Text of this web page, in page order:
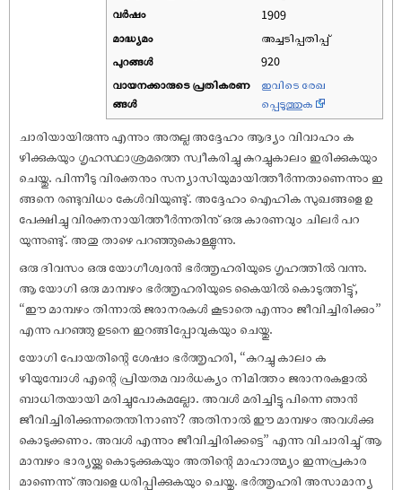
വര്‍ഷം
1909
മാദ്ധ്യമം
അച്ചടിപ്പതിപ്പ്
പുറങ്ങള്‍
920
വായനക്കാരുടെ പ്രതികരണ
ങ്ങള്‍
ഇവിടെ രേഖ
പ്പെടുത്തുക
ചാരിയായിരുന്നു എന്നും അതല്ല അദ്ദേഹം ആദ്യം വിവാഹം ക
ഴിക്കുകയും ഗൃഹസ്ഥാശ്രമത്തെ സ്വീകരിച്ചു കുറച്ചുകാലം ഇരിക്കുകയും
ചെയ്തു. പിന്നീടു വിരക്തനും സന്യാസിയുമായിത്തീർന്നതാണെന്നും ഇ
ങ്ങനെ രണ്ടുവിധം കേൾവിയുണ്ടു്. അദ്ദേഹം ഐഹിക സുഖങ്ങളെ ഉ
പേക്ഷിച്ചു വിരക്തനായിത്തീർന്നതിനു് ഒരു കാരണവും ചിലർ പറ
യുന്നുണ്ടു്. അതു താഴെ പറഞ്ഞുകൊള്ളുന്നു.
ഒരു ദിവസം ഒരു യോഗീശ്വരൻ ഭർത്തൃഹരിയുടെ ഗൃഹത്തിൽ വന്നു.
ആ യോഗി ഒരു മാമ്പഴം ഭർത്തൃഹരിയുടെ കൈയിൽ കൊടുത്തിട്ടു്,
“ഈ മാമ്പഴം തിന്നാൽ ജരാനരകൾ കൂടാതെ എന്നും ജീവിച്ചിരിക്കും”
എന്നു പറഞ്ഞു ഉടനെ ഇറങ്ങിപ്പോവുകയും ചെയ്തു.
യോഗി പോയതിന്റെ ശേഷം ഭർത്തൃഹരി, “കുറച്ചു കാലം ക
ഴിയുമ്പോൾ എന്റെ പ്രിയതമ വാർധക്യം നിമിത്തം ജരാനരകളാൽ
ബാധിതയായി മരിച്ചുപോകുമല്ലോ. അവൾ മരിച്ചിട്ടു പിന്നെ ഞാൻ
ജീവിച്ചിരിക്കുന്നതെന്തിനാണു്? അതിനാൽ ഈ മാമ്പഴം അവൾക്കു
കൊടുക്കണം. അവൾ എന്നും ജീവിച്ചിരിക്കട്ടെ” എന്നു വിചാരിച്ചു് ആ
മാമ്പഴം ഭാര്യയ്ക്കു കൊടുക്കുകയും അതിന്റെ മാഹാത്മ്യം ഇന്നപ്രകാര
മാണെന്നു് അവളെ ധരിപ്പിക്കുകയും ചെയ്തു. ഭർത്തൃഹരി അസാമാന്യ